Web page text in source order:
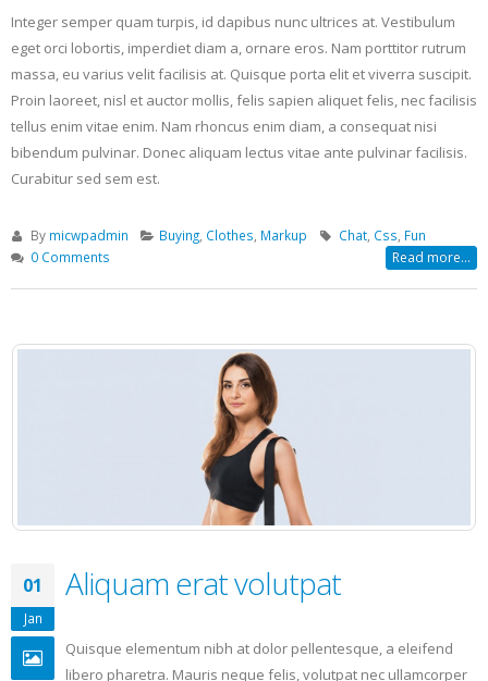
Integer semper quam turpis, id dapibus nunc ultrices at. Vestibulum
eget orci lobortis, imperdiet diam a, ornare eros. Nam porttitor rutrum
massa, eu varius velit facilisis at. Quisque porta elit et viverra suscipit.
Proin laoreet, nisl et auctor mollis, felis sapien aliquet felis, nec facilisis
tellus enim vitae enim. Nam rhoncus enim diam, a consequat nisi
bibendum pulvinar. Donec aliquam lectus vitae ante pulvinar facilisis.
Curabitur sed sem est.
By micwpadmin Buying Clothes Markup Chat Css Fun
0 Comments
Read more...
01
Jan
Aliquam erat volutpat
Quisque elementum nibh at dolor pellentesque, a eleifend
libero pharetra. Mauris neque felis, volutpat nec ullamcorper